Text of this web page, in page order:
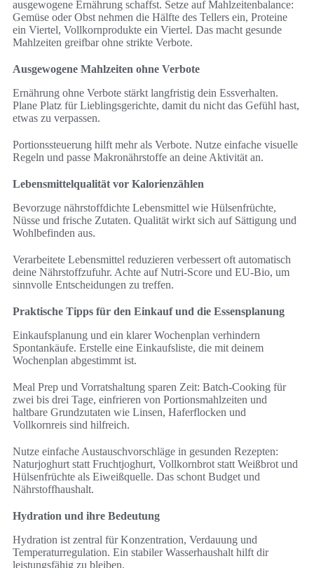
ausgewogene Ernährung schaffst. Setze auf Mahlzeitenbalance:
Gemüse oder Obst nehmen die Hälfte des Tellers ein, Proteine
ein Viertel, Vollkornprodukte ein Viertel. Das macht gesunde
Mahlzeiten greifbar ohne strikte Verbote.
Ausgewogene Mahlzeiten ohne Verbote
Ernährung ohne Verbote stärkt langfristig dein Essverhalten.
Plane Platz für Lieblingsgerichte, damit du nicht das Gefühl hast,
etwas zu verpassen.
Portionssteuerung hilft mehr als Verbote. Nutze einfache visuelle
Regeln und passe Makronährstoffe an deine Aktivität an.
Lebensmittelqualität vor Kalorienzählen
Bevorzuge nährstoffdichte Lebensmittel wie Hülsenfrüchte,
Nüsse und frische Zutaten. Qualität wirkt sich auf Sättigung und
Wohlbefinden aus.
Verarbeitete Lebensmittel reduzieren verbessert oft automatisch
deine Nährstoffzufuhr. Achte auf Nutri-Score und EU-Bio, um
sinnvolle Entscheidungen zu treffen.
Praktische Tipps für den Einkauf und die Essensplanung
Einkaufsplanung und ein klarer Wochenplan verhindern
Spontankäufe. Erstelle eine Einkaufsliste, die mit deinem
Wochenplan abgestimmt ist.
Meal Prep und Vorratshaltung sparen Zeit: Batch-Cooking für
zwei bis drei Tage, einfrieren von Portionsmahlzeiten und
haltbare Grundzutaten wie Linsen, Haferflocken und
Vollkornreis sind hilfreich.
Nutze einfache Austauschvorschläge in gesunden Rezepten:
Naturjoghurt statt Fruchtjoghurt, Vollkornbrot statt Weißbrot und
Hülsenfrüchte als Eiweißquelle. Das schont Budget und
Nährstoffhaushalt.
Hydration und ihre Bedeutung
Hydration ist zentral für Konzentration, Verdauung und
Temperaturregulation. Ein stabiler Wasserhaushalt hilft dir
leistungsfähig zu bleiben.